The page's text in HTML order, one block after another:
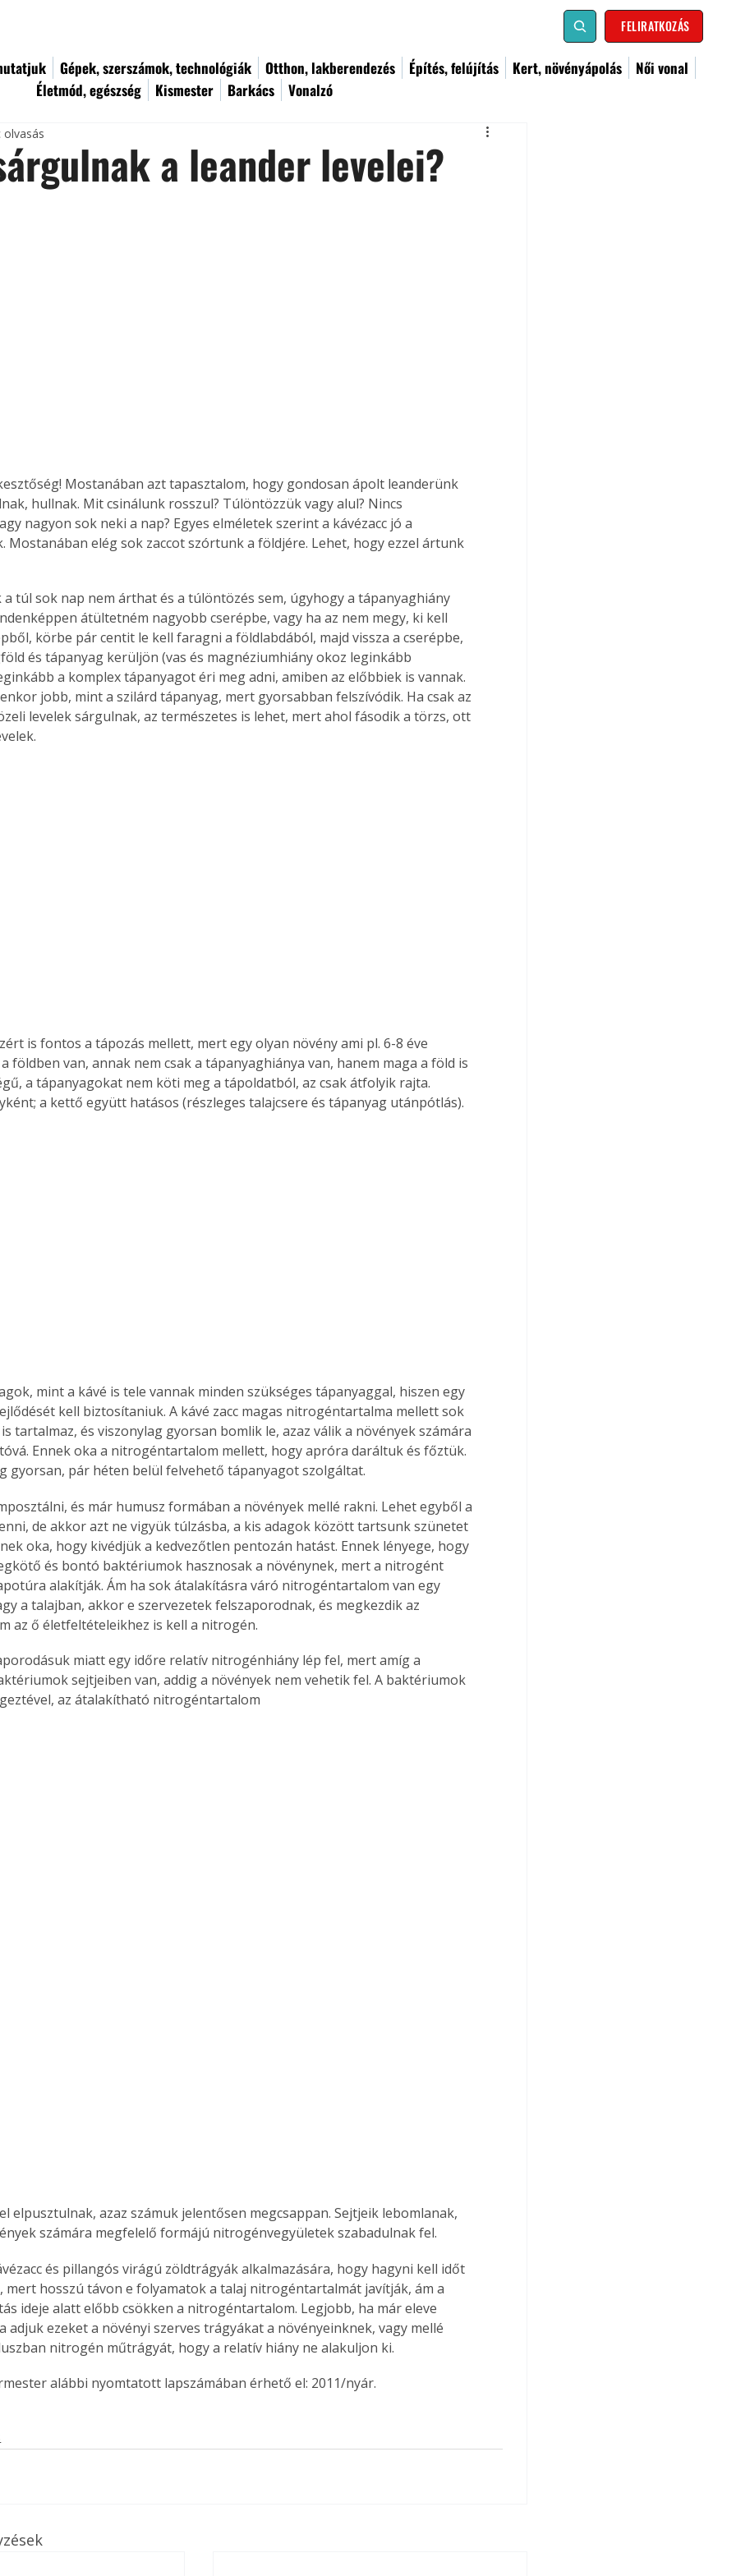
FELIRATKOZÁS
Gépek, szerszámok, technológiák Otthon, lakberendezés Építés, felújítás Kert, növényápolás
Női vonal
Életmód, egészség
Kismester Barkács Vonalzó
az
Old
új,
egyedi
Együtt jobban megéri!
Bővebb információ itt!
Együtt jobban megéri! A
könyvek tetszőleges
párosítással kedvezményes
megrendelhetők!
a leander levelei?
olvasás
Mostanában azt tapasztalom, hogy gondosan ápolt leanderünk
hullnak. Mit csinálunk rosszul? Túlöntözzük vagy alul? Nincs
nagyon sok neki a nap? Egyes elméletek szerint a kávézacc jó a
Mostanában elég sok zaccot szórtunk a földjére. Lehet, hogy ezzel ártunk
a túl sok nap nem árthat és a túlöntözés sem, úgyhogy a tápanyaghiány
átültetném nagyobb cserépbe, vagy ha az nem megy, ki kell
körbe pár centit le kell faragni a földlabdából, majd vissza a cserépbe,
és tápanyag kerüljön (vas és magnéziumhiány okoz leginkább
a komplex tápanyagot éri meg adni, amiben az előbbiek is vannak.
jobb, mint a szilárd tápanyag, mert gyorsabban felszívódik. Ha csak az
levelek sárgulnak, az természetes is lehet, mert ahol fásodik a törzs, ott
is fontos a tápozás mellett, mert egy olyan növény ami pl. 6-8 éve
földben van, annak nem csak a tápanyaghiánya van, hanem maga a föld is
a tápanyagokat nem köti meg a tápoldatból, az csak átfolyik rajta.
a kettő együtt hatásos (részleges talajcsere és tápanyag utánpótlás).
kell biztosítaniuk. A kávé zacc magas nitrogéntartalma mellett sok
tartalmaz, és viszonylag gyorsan bomlik le, azaz válik a növények számára
Ennek oka a nitrogéntartalom mellett, hogy apróra daráltuk és főztük.
gyorsan, pár héten belül felvehető tápanyagot szolgáltat.
de akkor azt ne vigyük túlzásba, a kis adagok között tartsunk szünetet
oka, hogy kivédjük a kedvezőtlen pentozán hatást. Ennek lényege, hogy
és bontó baktériumok hasznosak a növénynek, mert a nitrogént
alakítják. Ám ha sok átalakításra váró nitrogéntartalom van egy
a talajban, akkor e szervezetek felszaporodnak, és megkezdik az
az ő életfeltételeikhez is kell a nitrogén.
sejtjeiben van, addig a növények nem vehetik fel. A baktériumok
az átalakítható nitrogéntartalom
elpusztulnak, azaz számuk jelentősen megcsappan. Sejtjeik lebomlanak,
számára megfelelő formájú nitrogénvegyületek szabadulnak fel.
mert hosszú távon e folyamatok a talaj nitrogéntartalmát javítják, ám a
ideje alatt előbb csökken a nitrogéntartalom. Legjobb, ha már eleve
adjuk ezeket a növényi szerves trágyákat a növényeinknek, vagy mellé
nitrogén műtrágyát, hogy a relatív hiány ne alakuljon ki.
alábbi nyomtatott lapszámában érhető el: 2011/nyár.